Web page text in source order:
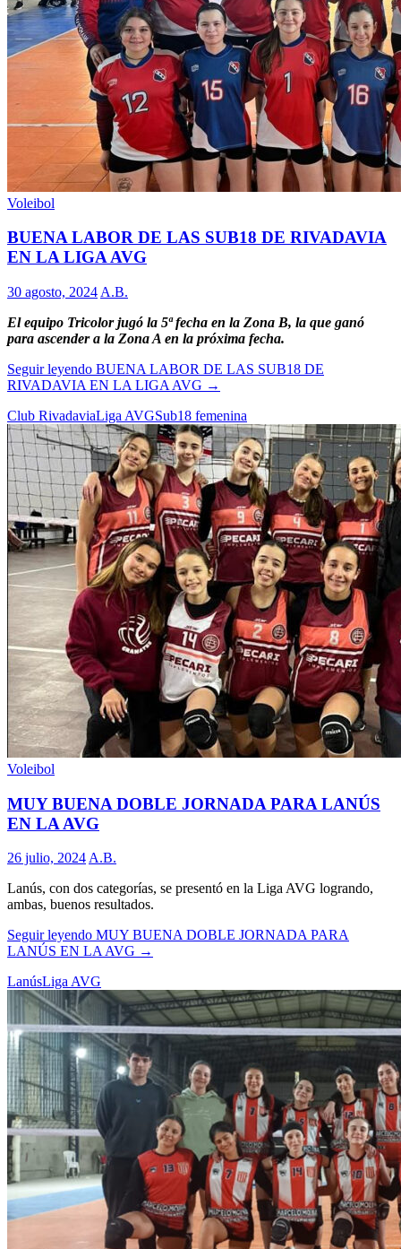
Voleibol
BUENA LABOR DE LAS SUB18 DE RIVADAVIA
EN LA LIGA AVG
30 agosto, 2024 A.B.
El equipo Tricolor jugó la 5ª fecha en la Zona B, la que ganó
para ascender a la Zona A en la próxima fecha.
Seguir leyendo BUENA LABOR DE LAS SUB18 DE
RIVADAVIA EN LA LIGA AVG →
Club RivadaviaLiga AVGSub18 femenina
Voleibol
MUY BUENA DOBLE JORNADA PARA LANÚS
EN LA AVG
26 julio, 2024A.B.
Lanús, con dos categorías, se presentó en la Liga AVG logrando,
ambas, buenos resultados.
Seguir leyendo MUY BUENA DOBLE JORNADA PARA
LANÚS EN LA AVG →
LanúsLiga AVG